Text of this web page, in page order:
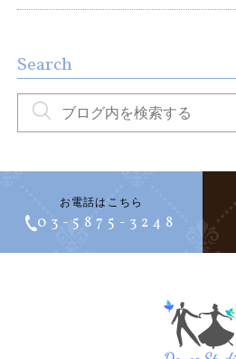
Search
お電話はこちら
03-5875-3248